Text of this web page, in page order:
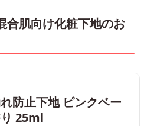
合肌向け化粧下地のお
防止下地 ピンクベー
25ml